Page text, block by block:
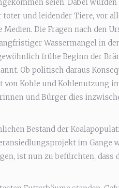
seien. Dabei wurden
und leidender Tiere, vor
Die Fragen nach den
Wassermangel in
frühe Beginn der
Ob politisch daraus
Kohle und Kohlenutzung
und Bürger dies
Bestand der
im Gange
ist nun zu befürchten, dass